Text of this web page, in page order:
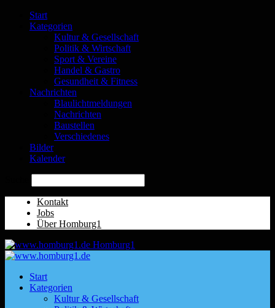
Start
Kategorien
Kultur & Gesellschaft
Politik & Wirtschaft
Sport & Vereine
Handel & Gastro
Gesundheit & Fitness
Nachrichten
Blaulichtmeldungen
Nachrichten
Baustellen
Verschiedenes
Bilder
Kalender
Kontakt
Jobs
Über Homburg1
Homburg1
Start
Kategorien
Kultur & Gesellschaft